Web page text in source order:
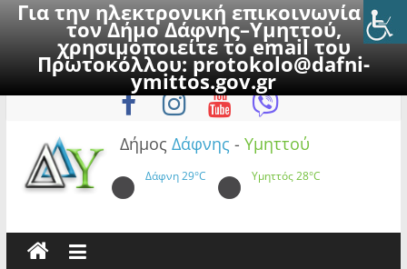
Για την ηλεκτρονική επικοινωνία με
τον Δήμο Δάφνης–Υμηττού,
χρησιμοποιείτε το email του
Πρωτοκόλλου:protokolo@dafni-
ymittos.gov.gr
to
Δευτέρα, 10 Αυγούστου 2026
Δήμος Δάφνης - Υμηττού
Δάφνη29°C Υμηττός28°C